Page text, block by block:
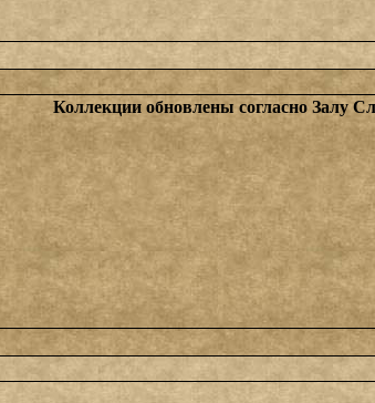
Коллекции обновлены согласно Залу